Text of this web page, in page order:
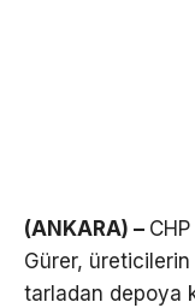
(ANKARA) –
Gürer, üreticilerin
tarladan depoya